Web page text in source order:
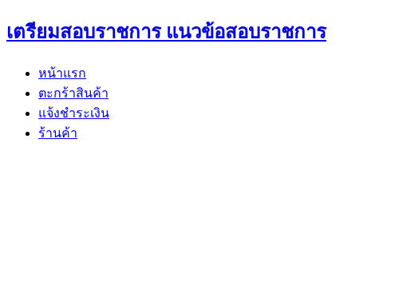
Skip
to
เตรียมสอบราชการ แนวข้อสอบราชการ
หน้าแรก
ตะกร้าสินค้า
แจ้งชำระเงิน
ร้านค้า